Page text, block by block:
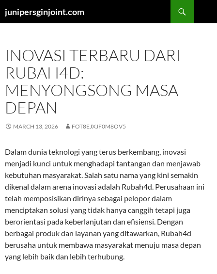
tojunipersginjoint.com
INOVASI TERBARU DARI
RUBAH4D:
MENYONGSONG MASA
DEPAN
MARCH 13, 2026 FOT8EJXJF0M8OV5
Dalam dunia teknologi yang terus berkembang, inovasi
menjadi kunci untuk menghadapi tantangan dan menjawab
kebutuhan masyarakat. Salah satu nama yang kini semakin
dikenal dalam arena inovasi adalah Rubah4d. Perusahaan ini
telah memposisikan dirinya sebagai pelopor dalam
menciptakan solusi yang tidak hanya canggih tetapi juga
berorientasi pada keberlanjutan dan efisiensi. Dengan
berbagai produk dan layanan yang ditawarkan, Rubah4d
berusaha untuk membawa masyarakat menuju masa depan
yang lebih baik dan lebih terhubung.